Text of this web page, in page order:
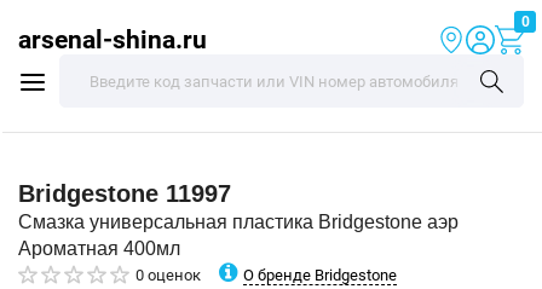
arsenal-shina.ru
0
Bridgestone 11997
Смазка универсальная пластика Bridgestone аэр
Ароматная 400мл
0 оценок О бренде Bridgestone